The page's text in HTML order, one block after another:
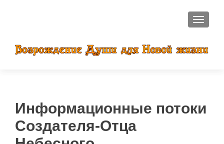
Информационные потоки
Создателя-Отца